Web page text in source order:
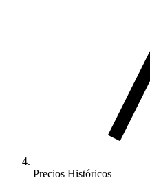
Precios Históricos